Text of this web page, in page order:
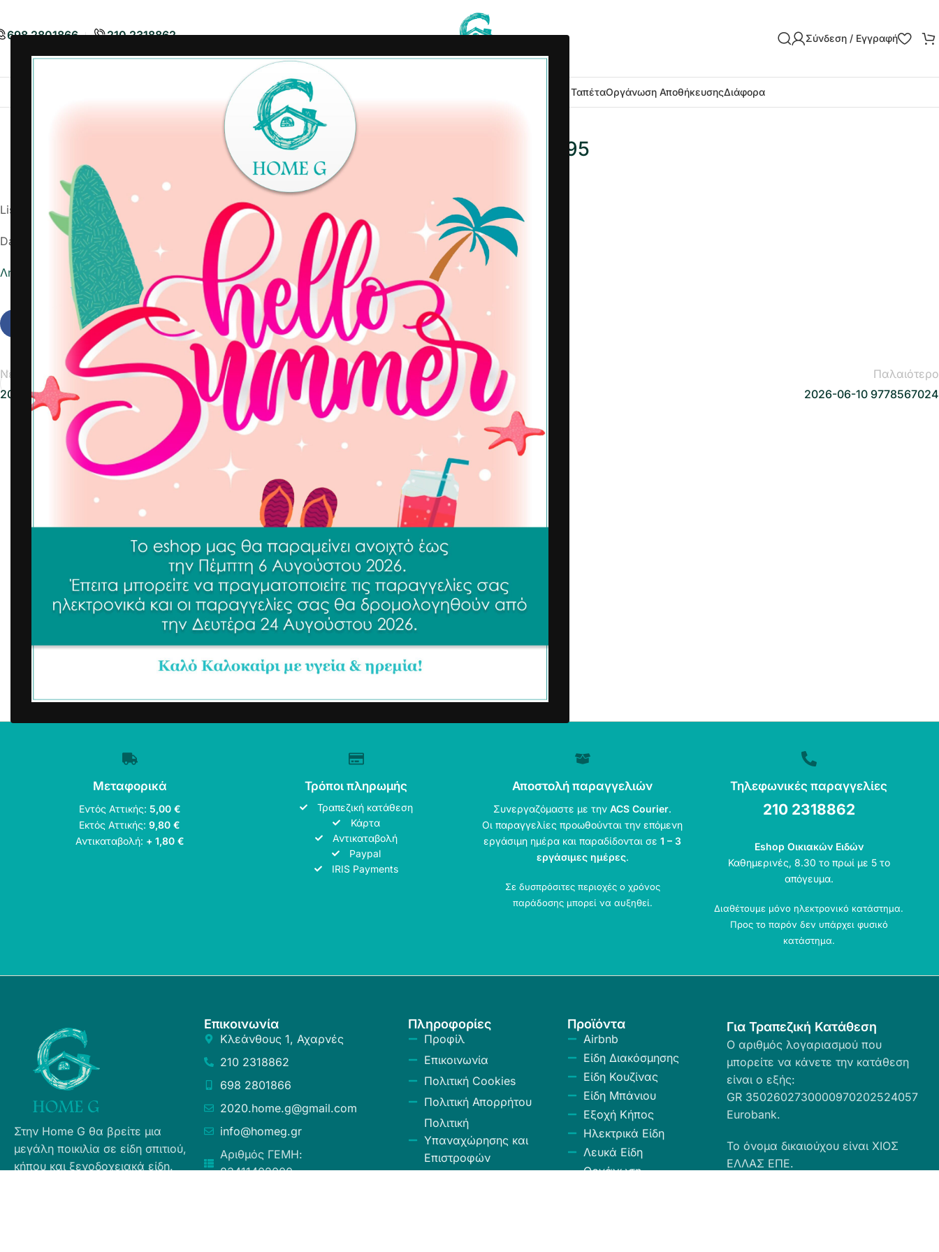
698 2801866 210 2318862 Σύνδεση / Εγγραφή
Είδη ΔιακόσμησηςΕίδη Κουζίνας Χαλιά – ΤαπέταΟργάνωση ΑποθήκευσηςΔιάφορα
2026-06-10 9778606095
List Number: 9778606095
Date: 2026-06-10
Λήψη αναφοράς σε Excel Εκτύπωση Λίστας Παραλαβής PDF
Νεότερα
2026-06-11 9779214642
Παλαιότερο
2026-06-10 9778567024
Μεταφορικά
Εντός Αττικής: 5,00 €
Εκτός Αττικής:9,80 €
Αντικαταβολή: + 1,80 €
Τρόποι πληρωμής
Τραπεζική κατάθεση
Κάρτα
Αντικαταβολή
Paypal
IRIS Payments
Αποστολή παραγγελιών
Συνεργαζόμαστε με τηνACS Courier.
Οι παραγγελίες προωθούνται την επόμενη
εργάσιμη ημέρα και παραδίδονται σε1 – 3
εργάσιμες ημέρες.
Σε δυσπρόσιτες περιοχές ο χρόνος
παράδοσης μπορεί να αυξηθεί.
Τηλεφωνικές παραγγελίες
210 2318862
Eshop Οικιακών Ειδών
Καθημερινές, 8.30 το πρωί με 5 το
απόγευμα.
Διαθέτουμε μόνο ηλεκτρονικό κατάστημα.
Προς το παρόν δεν υπάρχει φυσικό
κατάστημα.
Στην Home G θα βρείτε μια
μεγάλη ποικιλία σε είδη σπιτιού,
κήπου και ξενοδοχειακά είδη.
Επικοινωνία
Κλεάνθους 1, Αχαρνές
210 2318862
698 2801866
2020.home.g@gmail.com
info@homeg.gr
Αριθμός ΓΕΜΗ:
83411402000
Πληροφορίες
Προφίλ
Επικοινωνία
Πολιτική Cookies
Πολιτική Απορρήτου
Πολιτική
Υπαναχώρησης και
Επιστροφών
Προϊόντα
Airbnb
Είδη Διακόσμησης
Είδη Κουζίνας
Είδη Μπάνιου
Εξοχή Κήπος
Ηλεκτρικά Είδη
Λευκά Είδη
Οργάνωση
Για Τραπεζική Κατάθεση
Ο αριθμός λογαριασμού που
μπορείτε να κάνετε την κατάθεση
είναι ο εξής:
GR 3502602730000970202524057
Eurobank.
Το όνομα δικαιούχου είναι ΧΙΟΣ
ΕΛΛΑΣ ΕΠΕ.